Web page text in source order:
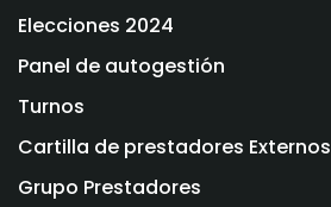
Elecciones 2024
Panel de autogestión
Turnos
Cartilla de prestadores Externos
Grupo Prestadores